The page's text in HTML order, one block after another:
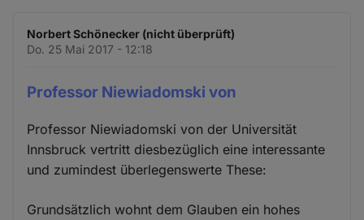
Norbert Schönecker (nicht überprüft)
Do. 25 Mai 2017 - 12:18
Professor Niewiadomski von
Professor Niewiadomski von der Universität
Innsbruck vertritt diesbezüglich eine interessante
und zumindest überlegenswerte These:
Grundsätzlich wohnt dem Glauben ein hohes